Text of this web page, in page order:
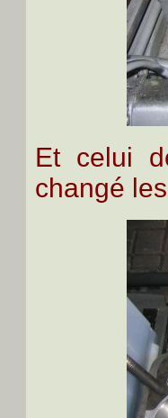
Et celui
changé